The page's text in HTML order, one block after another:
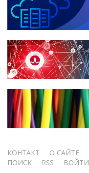
Меню
КОНТАКТ О САЙТЕ
ПОИСК
RSS ВОЙТИ